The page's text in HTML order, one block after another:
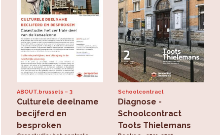
ABOUT.brussels 3
Culturele deelname
becijferd en
besproken
Schoolcontract
Diagnose -
Schoolcontract
Toots Thielemans